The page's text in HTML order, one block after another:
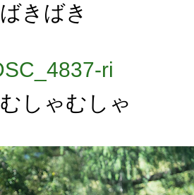
ばきばき
むしゃむしゃ